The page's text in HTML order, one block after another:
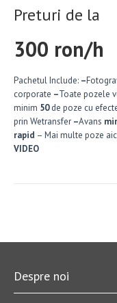
Preturi de la
300 ron/h
Pachetul Include: –
corporate –Toate pozele
minim 50de poze cu
prin Wetransfer –Avans
rapid – Mai multe poze
VIDEO
Despre noi